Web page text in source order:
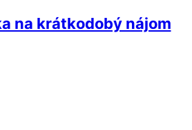
na krátkodobý nájom